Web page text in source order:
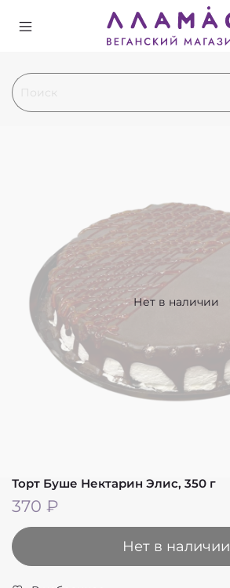
Нет в наличии
Торт Буше Нектарин Элис, 350 г
370 ₽
Нет в наличии